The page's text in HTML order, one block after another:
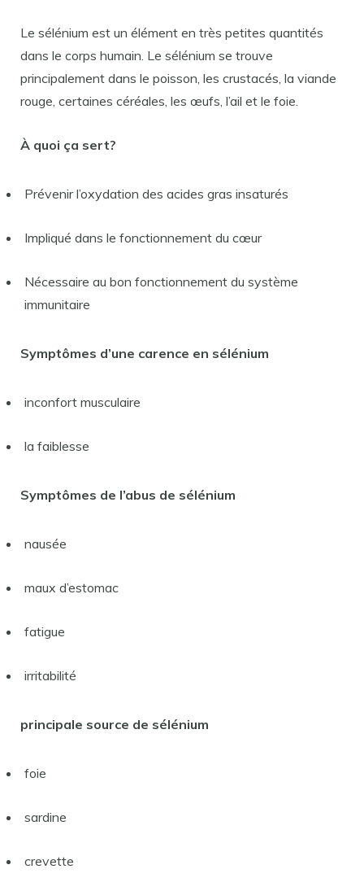
Le sélénium est un élément en très petites quantités
dans le corps humain. Le sélénium se trouve
principalement dans le poisson, les crustacés, la viande
rouge, certaines céréales, les œufs, l’ail et le foie.
À quoi ça sert?
Prévenir l’oxydation des acides gras insaturés
Impliqué dans le fonctionnement du cœur
Nécessaire au bon fonctionnement du système
immunitaire
Symptômes d’une carence en sélénium
inconfort musculaire
la faiblesse
Symptômes de l’abus de sélénium
nausée
maux d’estomac
fatigue
irritabilité
principale source de sélénium
foie
sardine
crevette